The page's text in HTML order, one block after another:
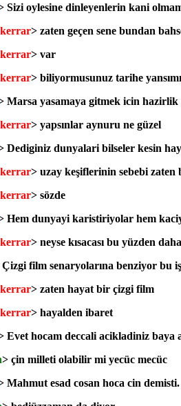
Sizi oylesine dinleyenlerin kani
kerrar> zaten geçen sene bundan
kerrar> var
kerrar> biliyormusunuz tarihe
Marsa yasamaya gitmek icin
kerrar> yapsınlar aynuru ne güzel
Dediginiz dunyalari bilseler kesin
kerrar> uzay keşiflerinin sebebi zaten
kerrar> sözde
Hem dunyayi karistiriyolar hem
kerrar> neyse kısacası bu yüzden
Çizgi film senaryolarına benziyor bu
kerrar> zaten hayat bir çizgi film
kerrar> hayalden ibaret
Evet hocam deccali acikladiniz baya
> çin milleti olabilir mi yecüc mecüc
Mahmut esad cosan hoca cin demisti.